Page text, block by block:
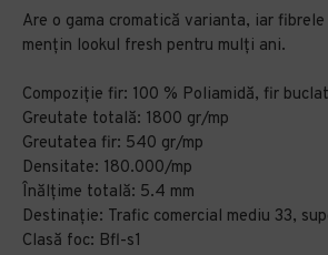
Are o gama cromatică varianta, iar
mențin lookul fresh pentru mulți ani.
Compoziție fir: 100 % Poliamidă, fir buclat
Greutate totală: 1800 gr/mp
Greutatea fir: 540 gr/mp
Densitate: 180.000/mp
Înălțime totală: 5.4 mm
Destinație: Trafic comercial mediu 33,
Clasă foc: Bfl-s1